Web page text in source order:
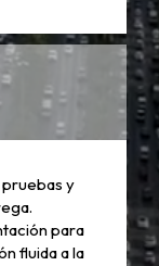
y
para
fluida a la